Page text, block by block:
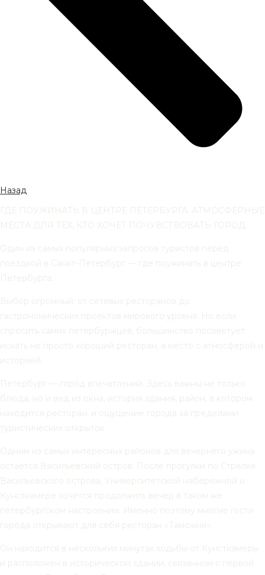
Назад
ГДЕ ПОУЖИНАТЬ В ЦЕНТРЕ ПЕТЕРБУРГА: АТМОСФЕРНЫЕ
МЕСТА ДЛЯ ТЕХ, КТО ХОЧЕТ ПОЧУВСТВОВАТЬ ГОРОД
Один из самых популярных запросов туристов перед
поездкой в Санкт-Петербург — где поужинать в центре
Петербурга.
Выбор огромный: от сетевых ресторанов до
гастрономических проектов мирового уровня. Но если
спросить самих петербуржцев, большинство посоветует
искать не просто хороший ресторан, а место с атмосферой и
историей.
Петербург — город впечатлений. Здесь важны не только
блюда, но и вид из окна, история здания, район, в котором
находится ресторан, и ощущение города за пределами
туристических открыток.
Одним из самых интересных районов для вечернего ужина
остаётся Васильевский остров. После прогулки по Стрелке
Васильевского острова, Университетской набережной и
Кунсткамере хочется продолжить вечер в таком же
петербургском настроении. Именно поэтому многие гости
города открывают для себя ресторан «Таможня».
Он находится в нескольких минутах ходьбы от Кунсткамеры
и расположен в историческом здании, связанном с первой